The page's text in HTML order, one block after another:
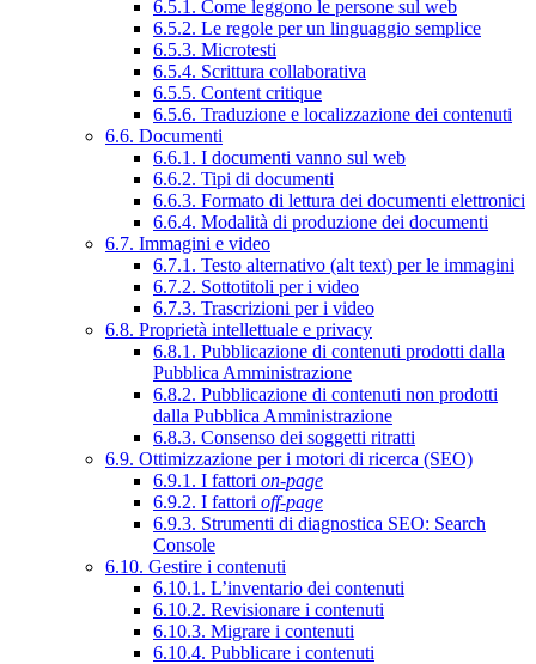
6.5.1. Come leggono le persone sul web
6.5.2. Le regole per un linguaggio semplice
6.5.3. Microtesti
6.5.4. Scrittura collaborativa
6.5.5. Content critique
6.5.6. Traduzione e localizzazione dei contenuti
6.6. Documenti
6.6.1. I documenti vanno sul web
6.6.2. Tipi di documenti
6.6.3. Formato di lettura dei documenti elettronici
6.6.4. Modalità di produzione dei documenti
6.7. Immagini e video
6.7.1. Testo alternativo (alt text) per le immagini
6.7.2. Sottotitoli per i video
6.7.3. Trascrizioni per i video
6.8. Proprietà intellettuale e privacy
6.8.1. Pubblicazione di contenuti prodotti dalla
Pubblica Amministrazione
6.8.2. Pubblicazione di contenuti non prodotti
dalla Pubblica Amministrazione
6.8.3. Consenso dei soggetti ritratti
6.9. Ottimizzazione per i motori di ricerca (SEO)
6.9.1. I fattori on-page
6.9.2. I fattori off-page
6.9.3. Strumenti di diagnostica SEO: Search
Console
6.10. Gestire i contenuti
6.10.1. L’inventario dei contenuti
6.10.2. Revisionare i contenuti
6.10.3. Migrare i contenuti
6.10.4. Pubblicare i contenuti